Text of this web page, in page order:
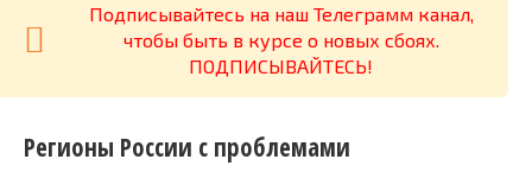
Подписывайтесь на наш Телеграмм канал,
чтобы быть в курсе о новых сбоях.
ПОДПИСЫВАЙТЕСЬ!
Регионы России с проблемами